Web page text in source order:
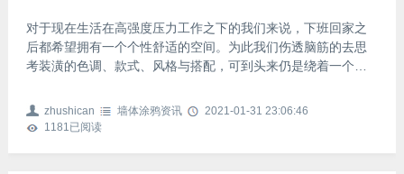
对于现在生活在高强度压力工作之下的我们来说，下班回家之
后都希望拥有一个个性舒适的空间。为此我们伤透脑筋的去思
考装潢的色调、款式、风格与搭配，可到头来仍是绕着一个固
的出现帮我们解决了这些问题。手绘墙这种将视觉艺术与装潢
设计相结合的表现形式，让我们能够发现装潢的乐趣在于往平
zhushican 墙体涂鸦资讯
2021-01-31 23:06:46
1181已阅读